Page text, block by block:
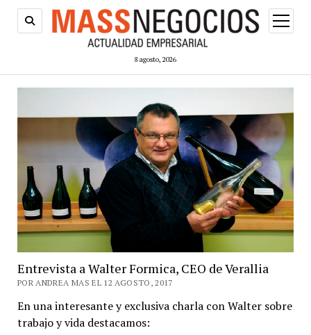
8 agosto, 2026
abrir
menú
Entrevista a Walter Formica, CEO de Verallia
POR ANDREA MAS EL 12 AGOSTO, 2017
En una interesante y exclusiva charla con Walter sobre
trabajo y vida destacamos: